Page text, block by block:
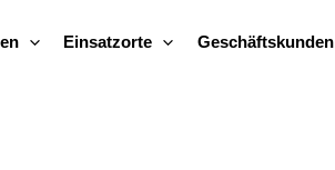
Einsatzorte Geschäftskunden